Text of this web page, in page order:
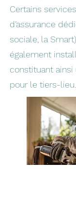
Certains
d’assurance
sociale, la
également
constituant
pour le tiers-lieu.